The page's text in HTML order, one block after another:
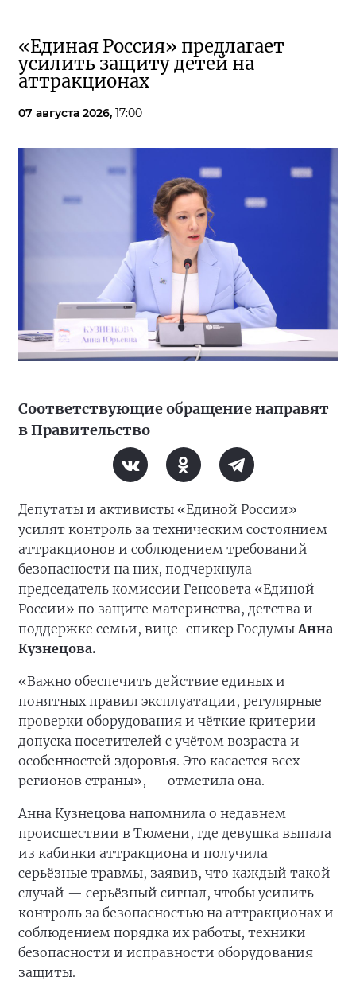
«Единая Россия» предлагает
усилить защиту детей на
аттракционах
07 августа 2026, 17:00
Соответствующие обращение направят
в Правительство
Депутаты и активисты «Единой России»
усилят контроль за техническим состоянием
аттракционов и соблюдением требований
безопасности на них, подчеркнула
председатель комиссии Генсовета «Единой
России» по защите материнства, детства и
поддержке семьи, вице-спикер ГосдумыАнна
Кузнецова.
«Важно обеспечить действие единых и
понятных правил эксплуатации, регулярные
проверки оборудования и чёткие критерии
допуска посетителей с учётом возраста и
особенностей здоровья. Это касается всех
регионов страны», — отметила она.
Анна Кузнецова напомнила о недавнем
происшествии в Тюмени, где девушка выпала
из кабинки аттракциона и получила
серьёзные травмы, заявив, что каждый такой
случай — серьёзный сигнал, чтобы усилить
контроль за безопасностью на аттракционах и
соблюдением порядка их работы, техники
безопасности и исправности оборудования
защиты.